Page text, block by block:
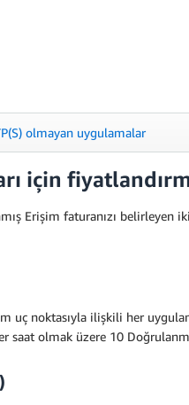
olmayan uygulamalar
için
Erişim faturanızı
uç noktasıyla ilişkili her
saat olmak üzere 10